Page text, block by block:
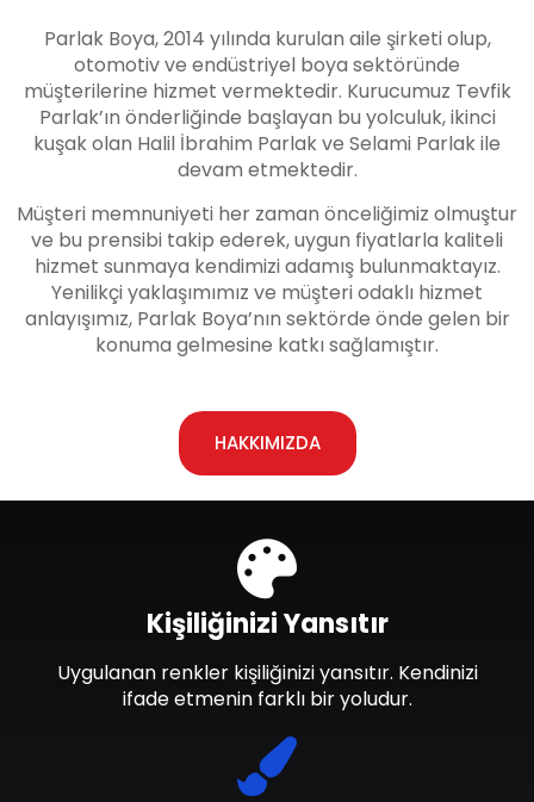
Parlak Boya, 2014 yılında kurulan aile şirketi olup,
otomotiv ve endüstriyel boya sektöründe
müşterilerine hizmet vermektedir. Kurucumuz Tevfik
Parlak’ın önderliğinde başlayan bu yolculuk, ikinci
kuşak olan Halil İbrahim Parlak ve Selami Parlak ile
devam etmektedir.
Müşteri memnuniyeti her zaman önceliğimiz olmuştur
ve bu prensibi takip ederek, uygun fiyatlarla kaliteli
hizmet sunmaya kendimizi adamış bulunmaktayız.
Yenilikçi yaklaşımımız ve müşteri odaklı hizmet
anlayışımız, Parlak Boya’nın sektörde önde gelen bir
konuma gelmesine katkı sağlamıştır.
HAKKIMIZDA
Kişiliğinizi Yansıtır
Uygulanan renkler kişiliğinizi yansıtır. Kendinizi
ifade etmenin farklı bir yoludur.